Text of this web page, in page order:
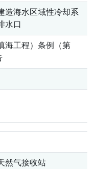
造海水区域性冷却系
水口
海工程）条例（第
然气接收站